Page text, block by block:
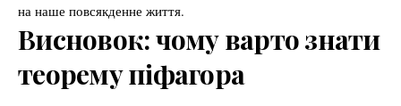
на наше повсякденне життя.
Висновок: чому варто знати
теорему піфагора